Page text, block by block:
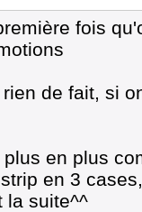
fois
de fait, si
en plus
en 3
la suite^^